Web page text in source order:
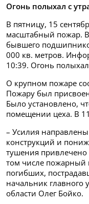
Огонь полыхал с
В пятницу, 15
масштабный пожар.
бывшего
000 кв. метров.
10:39. Огонь полыхал
О крупном пожаре
Пожару был
Было установлено,
помещении цеха. В
– Усилия
конструкций и
тушения привлечено
том числе пожарный
погибших,
начальник главного
области Олег Бойко.